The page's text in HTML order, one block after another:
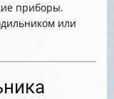
приборы.
или